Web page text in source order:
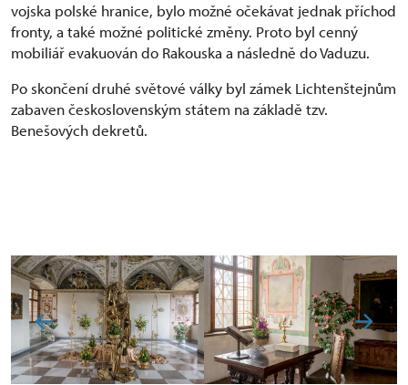
vojska polské hranice, bylo možné očekávat jednak příchod
fronty, a také možné politické změny. Proto byl cenný
mobiliář evakuován do Rakouska a následně do Vaduzu.
Po skončení druhé světové války byl zámek Lichtenštejnům
zabaven československým státem na základě tzv.
Benešových dekretů.